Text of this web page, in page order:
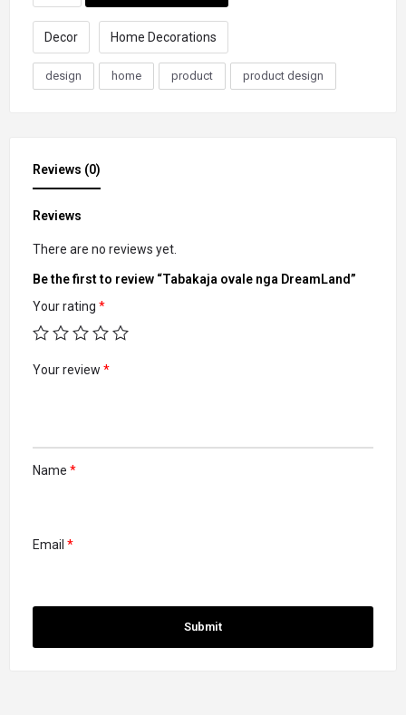
Decor Home Decorations
design home product product design
Reviews (0)
Reviews
There are no reviews yet.
Be the first to review “Tabakaja ovale nga DreamLand”
Your rating *
Your review *
Name *
Email *